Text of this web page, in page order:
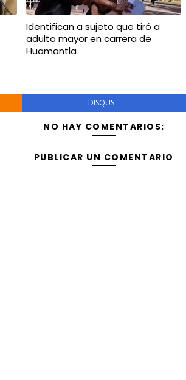
Identifican a sujeto que tiró a
adulto mayor en carrera de
Huamantla
DISQUS
NO HAY COMENTARIOS:
PUBLICAR UN COMENTARIO